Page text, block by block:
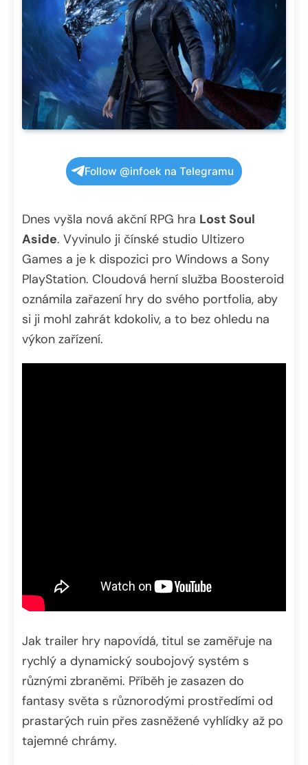
Follow @infoek na Telegramu
Dnes vyšla nová akční RPG hra Lost Soul
Aside. Vyvinulo ji čínské studio Ultizero
Games a je k dispozici pro Windows a Sony
PlayStation. Cloudová herní služba Boosteroid
oznámila zařazení hry do svého portfolia, aby
si ji mohl zahrát kdokoliv, a to bez ohledu na
výkon zařízení.
Jak trailer hry napovídá, titul se zaměřuje na
rychlý a dynamický soubojový systém s
různými zbraněmi. Příběh je zasazen do
fantasy světa s různorodými prostředími od
prastarých ruin přes zasněžené vyhlídky až po
tajemné chrámy.